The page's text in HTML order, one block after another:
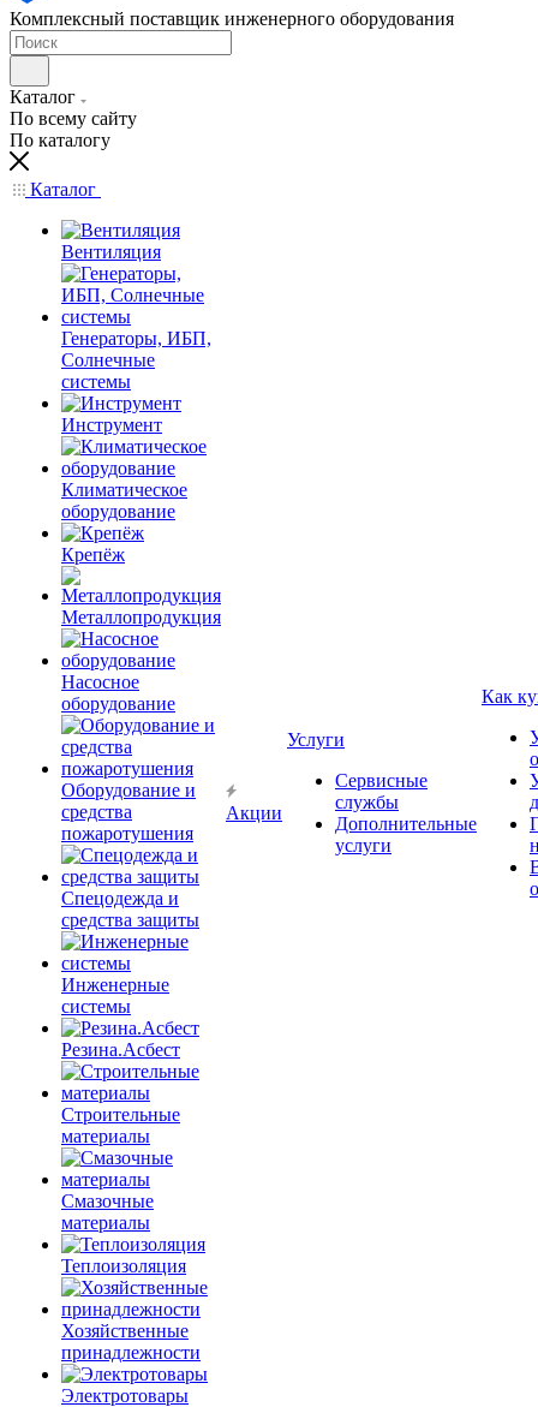
Комплексный поставщик инженерного оборудования
Каталог
По всему сайту
По каталогу
Каталог
Вентиляция
Генераторы, ИБП,
Солнечные
системы
Инструмент
Климатическое
оборудование
Крепёж
Металлопродукция
Насосное
оборудование
Оборудование и
средства
пожаротушения
Спецодежда и
средства защиты
Инженерные
системы
Резина.Асбест
Строительные
материалы
Смазочные
материалы
Теплоизоляция
Хозяйственные
принадлежности
Электротовары
Акции
Услуги
Сервисные
службы
Дополнительные
услуги
Как